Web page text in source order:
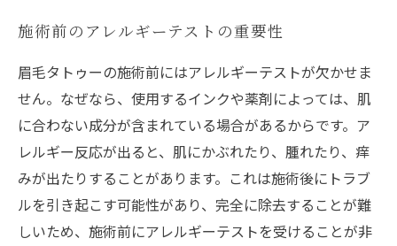
施術前のアレルギーテストの重要性
眉毛タトゥーの施術前にはアレルギーテストが欠かせま
せん。なぜなら、使用するインクや薬剤によっては、肌
に合わない成分が含まれている場合があるからです。ア
レルギー反応が出ると、肌にかぶれたり、腫れたり、痒
みが出たりすることがあります。これは施術後にトラブ
ルを引き起こす可能性があり、完全に除去することが難
しいため、施術前にアレルギーテストを受けることが非